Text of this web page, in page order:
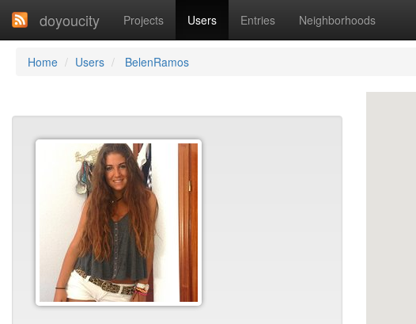
doyoucity Projects Users Entries Neighborhoods
Home Users BelenRamos